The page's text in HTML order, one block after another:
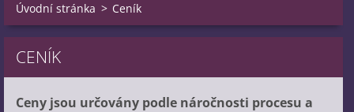
Úvodní stránka > Ceník
CENÍK
Ceny jsou určovány podle náročnosti procesu a